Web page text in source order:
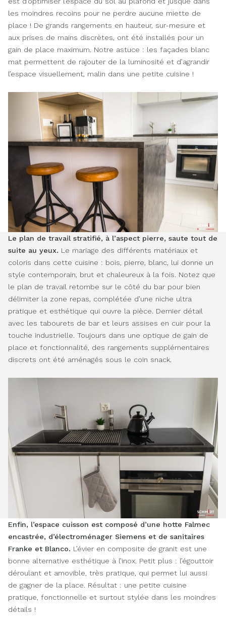
les moindres recoins pour ne perdre aucune miette de
place ! De grands rangements en hauteur, sur-mesure et
aux prises de mains discrètes, ont été installés pour un
gain de place maximum. Notre astuce : les façades blanc
mat permettent de rajouter de la luminosité et d’agrandir
l’espace visuellement, malin dans une petite cuisine !
Le plan de travail stratifié, à l’aspect pierre, saute tout de
suite au yeux. Le mariage des différents matériaux et
coloris dans cette cuisine : bois, pierre, blanc, lui donne un
style contemporain, brut et chaleureux à la fois. Notez que
le plan de travail retombe sur le côté du bar pour bien
délimiter la zone repas, complétée d’une niche ultra
pratique et esthétique qui ouvre la pièce. Dernier détail
avec les tabourets de bar et leurs assises en cuir pour la
touche industrielle. Toujours dans une optique de gain de
place et fonctionnalité, des rangements supplémentaires
discrets ont été aménagés sous le coin snack.
Enfin, l’espace cuisson est composé d’une hotte Falmec
encastrée, d’électroménager Siemens et de sanitaires
Franke et Blanco. L’évier en composite de granit est une
bonne alternative esthétique à l’inox. Petit plus : l’égouttoir
déroulant et amovible, très pratique, qui permet lui aussi
de gagner de la place. Résultat : une petite cuisine
pratique, fonctionnelle et surtout stylée dans les moindres
détails !